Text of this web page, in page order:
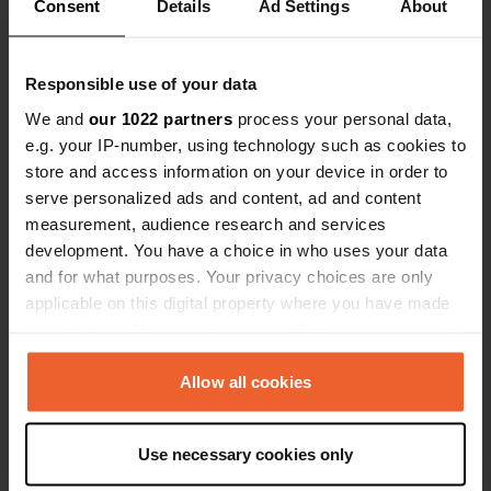
Consent Details Ad Settings About
Responsible use of your data
We and our 1022 partners process your personal data,
e.g. your IP-number, using technology such as cookies to
store and access information on your device in order to
serve personalized ads and content, ad and content
measurement, audience research and services
development. You have a choice in who uses your data
and for what purposes. Your privacy choices are only
applicable on this digital property where you have made
any time from the Cookie Declaration or by clicking on
the Privacy trigger icon.
Collect information about your geographical location
Allow all cookies
Use necessary cookies only
Contact
Emplacement
Warrington Road
Copie
53° 16' 52" N 2° 35' 59" W
53.281 -2.59971